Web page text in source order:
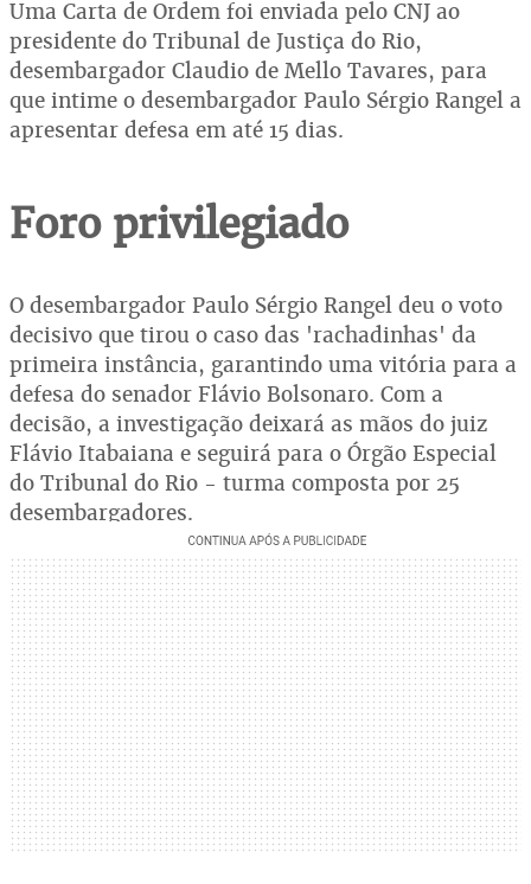
Uma Carta de Ordem foi enviada pelo CNJ ao
presidente do Tribunal de Justiça do Rio,
desembargador Claudio de Mello Tavares, para
que intime o desembargador Paulo Sérgio Rangel a
apresentar defesa em até 15 dias.
Foro privilegiado
O desembargador Paulo Sérgio Rangel deu o voto
decisivo que tirou o caso das 'rachadinhas' da
primeira instância, garantindo uma vitória para a
defesa do senador Flávio Bolsonaro. Com a
decisão, a investigação deixará as mãos do juiz
Flávio Itabaiana e seguirá para o Órgão Especial
do Tribunal do Rio - turma composta por 25
desembargadores.